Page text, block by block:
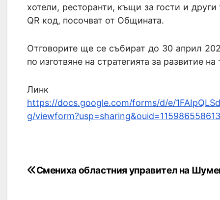
хотели, ресторанти, къщи за гости и
QR код, посочват от Общината.
Отговорите ще се събират до 30 април
по изготвяне на стратегията за развитие
Линк
https://docs.google.com/forms/d/e/
g/
Смениха областния управител на